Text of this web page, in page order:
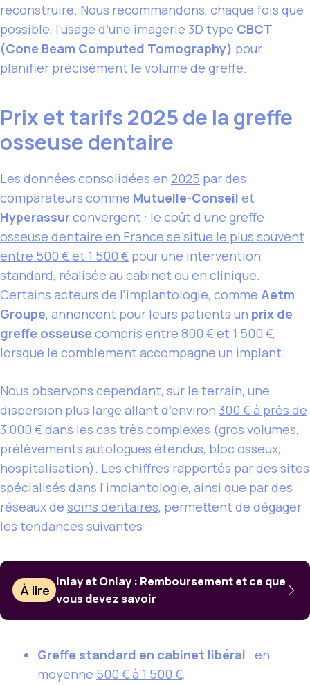
reconstruire. Nous recommandons, chaque fois que
possible, l’usage d’une imagerie 3D type CBCT
(Cone Beam Computed Tomography) pour
planifier précisément le volume de greffe.
Prix et tarifs 2025 de la greffe
osseuse dentaire
Les données consolidées en 2025 par des
comparateurs comme Mutuelle-Conseil et
Hyperassurconvergent : le coût d’une greffe
osseuse dentaire en France se situe le plus souvent
entre 500 € et 1 500 € pour une intervention
standard, réalisée au cabinet ou en clinique.
Certains acteurs de l’implantologie, comme Aetm
Groupe, annoncent pour leurs patients un prix de
greffe osseuse compris entre 800 € et 1 500 €,
lorsque le comblement accompagne un implant.
Nous observons cependant, sur le terrain, une
dispersion plus large allant d’environ 300 € à près de
3 000 €dans les cas très complexes (gros volumes,
prélèvements autologues étendus, bloc osseux,
hospitalisation). Les chiffres rapportés par des sites
spécialisés dans l’implantologie, ainsi que par des
réseaux de soins dentaires, permettent de dégager
les tendances suivantes :
À lire
Inlay et Onlay : Remboursement et ce que
vous devez savoir
Greffe standard en cabinet libéral : en
moyenne 500 € à 1 500 €.